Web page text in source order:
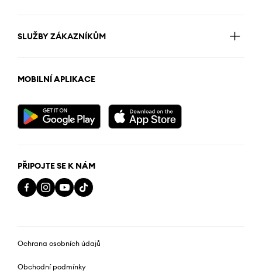
SLUŽBY ZÁKAZNÍKŮM
MOBILNÍ APLIKACE
PŘIPOJTE SE K NÁM
Ochrana osobních údajů
Obchodní podmínky